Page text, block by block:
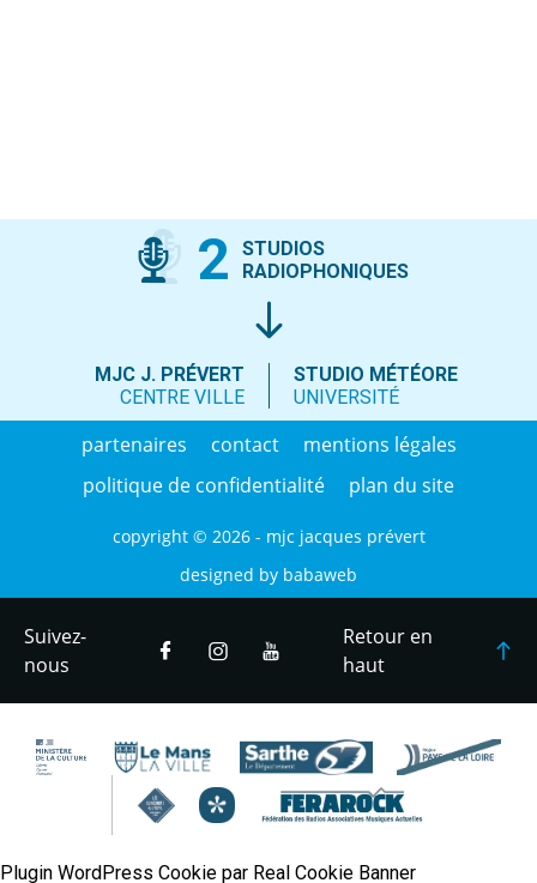
2
STUDIOS
RADIOPHONIQUES
MJC J. PRÉVERT
CENTRE VILLE
STUDIO MÉTÉORE
UNIVERSITÉ
partenaires contact
mentions légales
politique de confidentialité
plan du site
copyright © 2026 - mjc jacques prévert
designed by babaweb
Suivez-
nous
Retour en
haut
Plugin WordPress Cookie par Real Cookie Banner